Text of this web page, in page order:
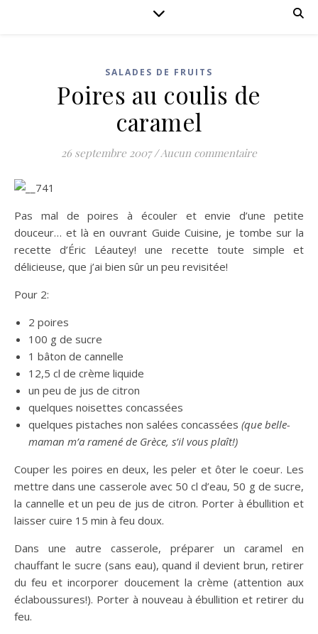
SALADES DE FRUITS
Poires au coulis de
caramel
26 septembre 2007 /Aucun commentaire
Pas mal de poires à écouler et envie d’une petite
douceur… et là en ouvrant Guide Cuisine, je tombe sur la
recette d’Éric Léautey! une recette toute simple et
délicieuse, que j’ai bien sûr un peu revisitée!
Pour 2:
2 poires
100 g de sucre
1 bâton de cannelle
12,5 cl de crème liquide
un peu de jus de citron
quelques noisettes concassées
quelques pistaches non salées concassées (que belle-
maman m’a ramené de Grèce, s’il vous plaît!)
Couper les poires en deux, les peler et ôter le coeur. Les
mettre dans une casserole avec 50 cl d’eau, 50 g de sucre,
la cannelle et un peu de jus de citron. Porter à ébullition et
laisser cuire 15 min à feu doux.
Dans une autre casserole, préparer un caramel en
chauffant le sucre (sans eau), quand il devient brun, retirer
du feu et incorporer doucement la crème (attention aux
éclaboussures!). Porter à nouveau à ébullition et retirer du
feu.